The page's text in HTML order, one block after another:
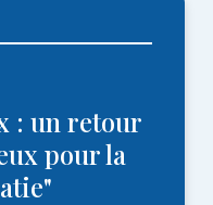
: un retour
pour la